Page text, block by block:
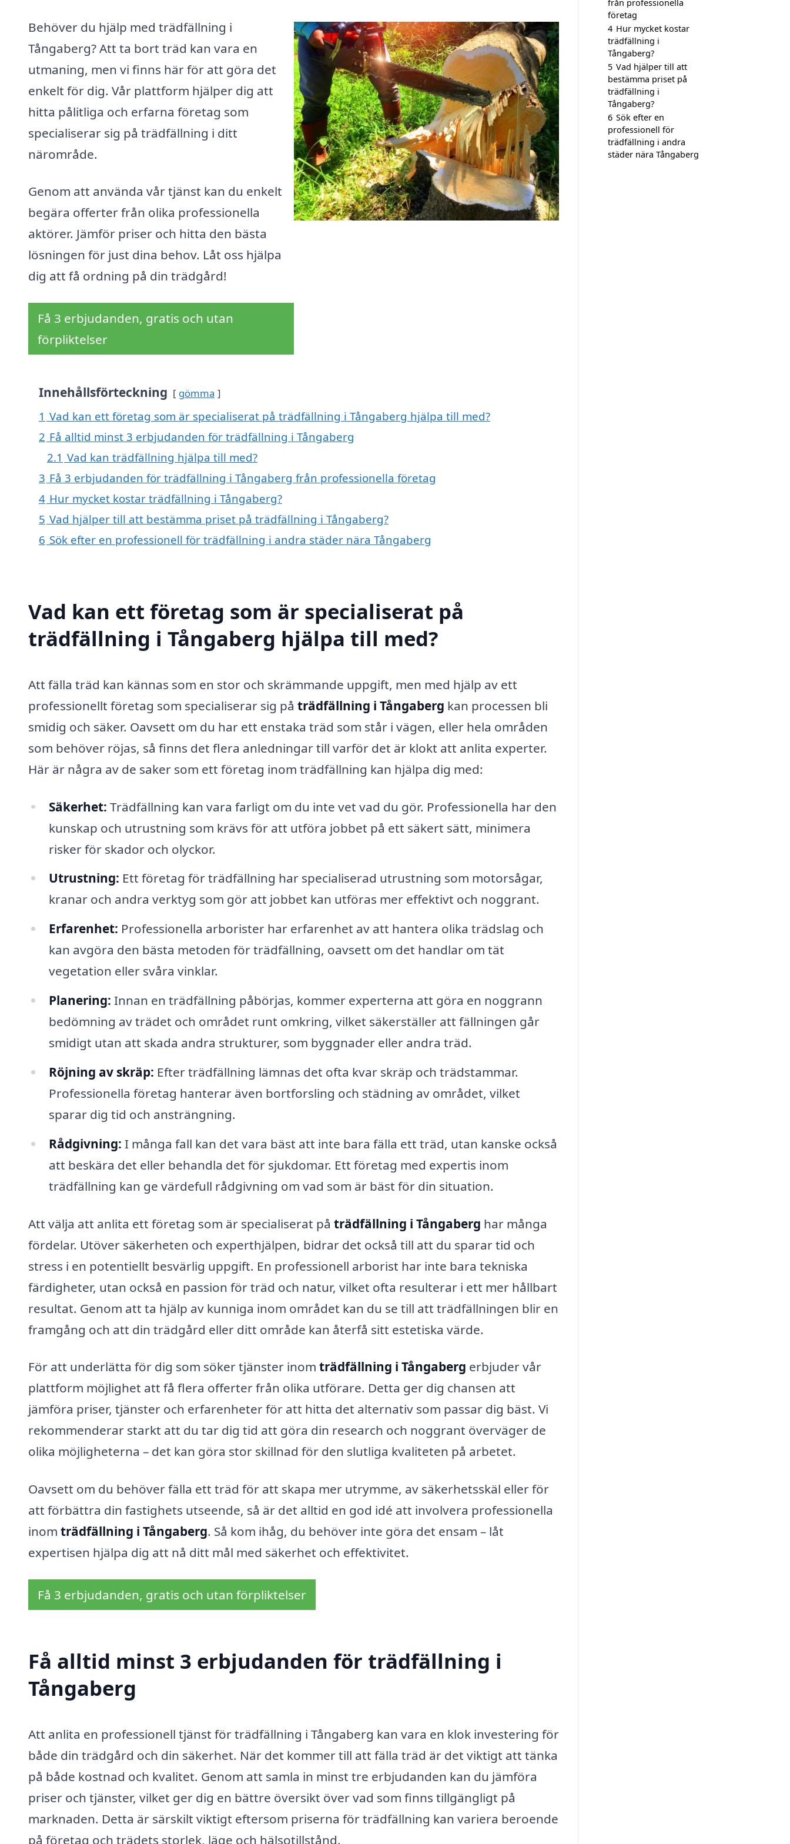
Behöver du hjälp med trädfällning i
Tångaberg? Att ta bort träd kan vara en
utmaning, men vi finns här för att göra det
enkelt för dig. Vår plattform hjälper dig att
hitta pålitliga och erfarna företag som
specialiserar sig på trädfällning i ditt
närområde.
Genom att använda vår tjänst kan du enkelt
begära offerter från olika professionella
aktörer. Jämför priser och hitta den bästa
lösningen för just dina behov. Låt oss hjälpa
dig att få ordning på din trädgård!
Få 3 erbjudanden, gratis och utan
förpliktelser
Innehållsförteckning gömma
1 Vad kan ett företag som är specialiserat på trädfällning i Tångaberg hjälpa till med?
2 Få alltid minst 3 erbjudanden för trädfällning i Tångaberg
2.1 Vad kan trädfällning hjälpa till med?
3 Få 3 erbjudanden för trädfällning i Tångaberg från professionella företag
4 Hur mycket kostar trädfällning i Tångaberg?
5 Vad hjälper till att bestämma priset på trädfällning i Tångaberg?
6 Sök efter en professionell för trädfällning i andra städer nära Tångaberg
Vad kan ett företag som är specialiserat på
trädfällning i Tångaberg hjälpa till med?
Att fälla träd kan kännas som en stor och skrämmande uppgift, men med hjälp av ett
professionellt företag som specialiserar sig på trädfällning i Tångaberg kan processen bli
smidig och säker. Oavsett om du har ett enstaka träd som står i vägen, eller hela områden
som behöver röjas, så finns det flera anledningar till varför det är klokt att anlita experter.
Här är några av de saker som ett företag inom trädfällning kan hjälpa dig med:
Säkerhet: Trädfällning kan vara farligt om du inte vet vad du gör. Professionella har den
kunskap och utrustning som krävs för att utföra jobbet på ett säkert sätt, minimera
risker för skador och olyckor.
Utrustning: Ett företag för trädfällning har specialiserad utrustning som motorsågar,
kranar och andra verktyg som gör att jobbet kan utföras mer effektivt och noggrant.
Erfarenhet: Professionella arborister har erfarenhet av att hantera olika trädslag och
kan avgöra den bästa metoden för trädfällning, oavsett om det handlar om tät
vegetation eller svåra vinklar.
Planering: Innan en trädfällning påbörjas, kommer experterna att göra en noggrann
bedömning av trädet och området runt omkring, vilket säkerställer att fällningen går
smidigt utan att skada andra strukturer, som byggnader eller andra träd.
Röjning av skräp: Efter trädfällning lämnas det ofta kvar skräp och trädstammar.
Professionella företag hanterar även bortforsling och städning av området, vilket
sparar dig tid och ansträngning.
Rådgivning: I många fall kan det vara bäst att inte bara fälla ett träd, utan kanske också
att beskära det eller behandla det för sjukdomar. Ett företag med expertis inom
trädfällning kan ge värdefull rådgivning om vad som är bäst för din situation.
Att välja att anlita ett företag som är specialiserat på trädfällning i Tångaberg har många
fördelar. Utöver säkerheten och experthjälpen, bidrar det också till att du sparar tid och
stress i en potentiellt besvärlig uppgift. En professionell arborist har inte bara tekniska
färdigheter, utan också en passion för träd och natur, vilket ofta resulterar i ett mer hållbart
resultat. Genom att ta hjälp av kunniga inom området kan du se till att trädfällningen blir en
framgång och att din trädgård eller ditt område kan återfå sitt estetiska värde.
För att underlätta för dig som söker tjänster inom trädfällning i Tångaberg erbjuder vår
plattform möjlighet att få flera offerter från olika utförare. Detta ger dig chansen att
jämföra priser, tjänster och erfarenheter för att hitta det alternativ som passar dig bäst. Vi
rekommenderar starkt att du tar dig tid att göra din research och noggrant överväger de
olika möjligheterna – det kan göra stor skillnad för den slutliga kvaliteten på arbetet.
Oavsett om du behöver fälla ett träd för att skapa mer utrymme, av säkerhetsskäl eller för
att förbättra din fastighets utseende, så är det alltid en god idé att involvera professionella
inom trädfällning i Tångaberg. Så kom ihåg, du behöver inte göra det ensam – låt
expertisen hjälpa dig att nå ditt mål med säkerhet och effektivitet.
Få 3 erbjudanden, gratis och utan förpliktelser
Få alltid minst 3 erbjudanden för trädfällning i
Tångaberg
Att anlita en professionell tjänst för trädfällning i Tångaberg kan vara en klok investering för
både din trädgård och din säkerhet. När det kommer till att fälla träd är det viktigt att tänka
på både kostnad och kvalitet. Genom att samla in minst tre erbjudanden kan du jämföra
priser och tjänster, vilket ger dig en bättre översikt över vad som finns tillgängligt på
marknaden. Detta är särskilt viktigt eftersom priserna för trädfällning kan variera beroende
på företag och trädets storlek, läge och hälsotillstånd.
från professionella
företag
4 Hur mycket kostar
trädfällning i
Tångaberg?
5 Vad hjälper till att
bestämma priset på
trädfällning i
Tångaberg?
6 Sök efter en
professionell för
trädfällning i andra
städer nära Tångaberg